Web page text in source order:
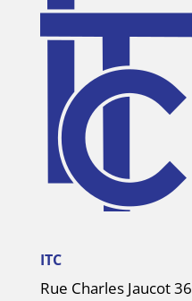
ITC
Rue Charles Jaucot 36